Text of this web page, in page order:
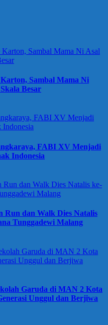
Sambal Mama Ni
Besar
FABI XV Menjadi
Indonesia
Run dan Walk Dies Natalis
Tunggadewi Malang
Garuda di MAN 2 Kota
Unggul dan Berjiwa